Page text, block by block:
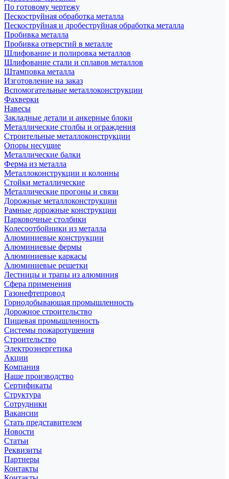
По готовому чертежу
Пескоструйная обработка металла
Пескоструйная и дробеструйная обработка металла
Пробивка металла
Пробивка отверстий в металле
Шлифование и полировка металлов
Шлифование стали и сплавов металлов
Штамповка металла
Изготовление на заказ
Вспомогательные металлоконструкции
Фахверки
Навесы
Закладные детали и анкерные блоки
Металлические столбы и ограждения
Строительные металлоконструкции
Опоры несущие
Металлические балки
Ферма из металла
Металлоконструкции и колонны
Стойки металлические
Металлические прогоны и связи
Дорожные металлоконструкции
Рамные дорожные конструкции
Парковочные столбики
Колесоотбойники из металла
Алюминиевые конструкции
Алюминиевые фермы
Алюминиевые каркасы
Алюминиевые решетки
Лестницы и трапы из алюминия
Сфера применения
Газонефтепровод
Горнодобывающая промышленность
Дорожное строительство
Пищевая промышленность
Системы пожаротушения
Строительство
Электроэнергетика
Акции
Компания
Наше производство
Сертификаты
Структура
Сотрудники
Вакансии
Стать представителем
Новости
Статьи
Реквизиты
Партнеры
Контакты